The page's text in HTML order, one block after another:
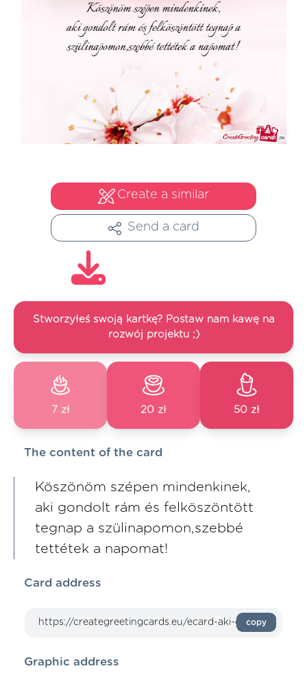
Create a similar
Send a card
Stworzyłeś swoją kartkę? Postaw nam kawę na
rozwój projektu ;)
7 zł 20 zł 50 zł
The content of the card
Köszönöm szépen mindenkinek,
aki gondolt rám és felköszöntött
tegnap a szülinapomon,szebbé
tettétek a napomat!
Card address
copy
Graphic address